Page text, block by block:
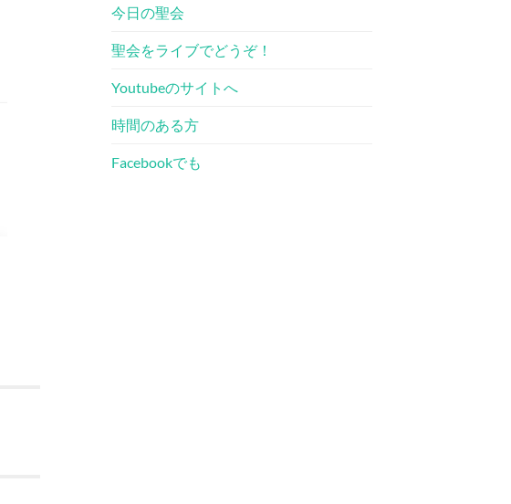
今日の聖会
聖会をライブでどうぞ！
Youtubeのサイトへ
時間のある方
Facebookでも